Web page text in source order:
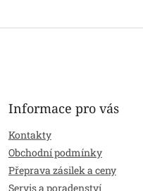
Informace pro vás
Kontakty
Obchodní podmínky
Přeprava zásilek a ceny
Servis a poradenství